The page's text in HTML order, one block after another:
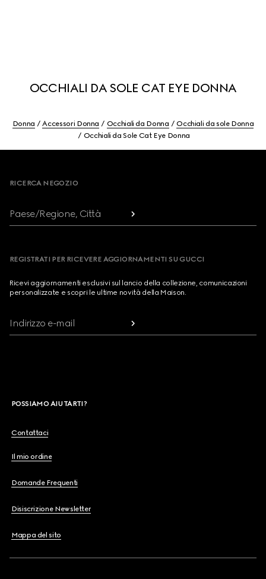
OCCHIALI DA SOLE CAT EYE DONNA
Donna Accessori Donna Occhiali da Donna
Occhiali da sole Donna
Occhiali da Sole Cat Eye Donna
RICERCA NEGOZIO
Paese/Regione, Città
REGISTRATI PER RICEVERE AGGIORNAMENTI SU GUCCI
Ricevi aggiornamenti esclusivi sul lancio della collezione, comunicazioni
personalizzate e scopri le ultime novità della Maison.
Indirizzo e-mail
POSSIAMO AIUTARTI?
Contattaci
Il mio ordine
Domande Frequenti
Disiscrizione Newsletter
Mappa del sito